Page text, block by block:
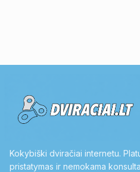
Kokybiški dviračiai internetu.
pristatymas ir nemokama